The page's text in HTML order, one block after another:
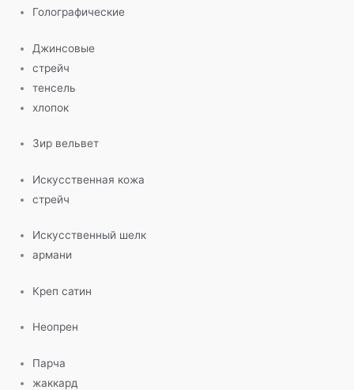
Голографические
Джинсовые
стрейч
тенсель
хлопок
Зир вельвет
Искусственная кожа
стрейч
Искусственный шелк
армани
Креп сатин
Неопрен
Парча
жаккард